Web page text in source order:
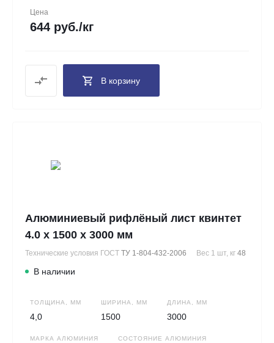
Цена
644 руб./кг
В корзину
Алюминиевый рифлёный лист квинтет
4.0 х 1500 х 3000 мм
Технические условия ГОСТ ТУ 1-804-432-2006 Вес 1 шт, кг 48
В наличии
ТОЛЩИНА, ММ
4,0
ШИРИНА, ММ
1500
ДЛИНА, ММ
3000
МАРКА АЛЮМИНИЯ СОСТОЯНИЕ АЛЮМИНИЯ